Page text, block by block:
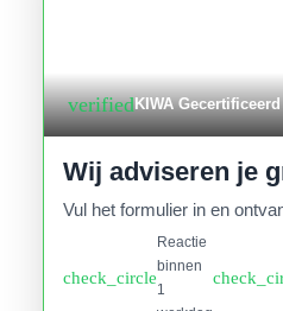
verifiedKIWA Gecertificeerd
Wij adviseren je
Vul het formulier in en
check_circle
Reactie
binnen
1